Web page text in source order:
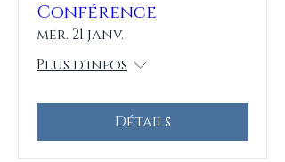
Conférence
mer. 21 janv.
Plus d'infos
Détails